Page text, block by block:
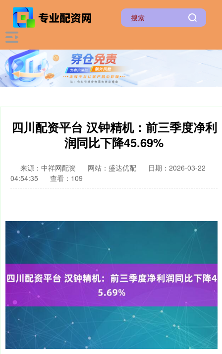
四川配资平台 汉钟精机：前三季度净利
润同比下降45.69%
来源：中祥网配资 网站：盛达优配
日期：2026-03-22
04:54:35
查看：109